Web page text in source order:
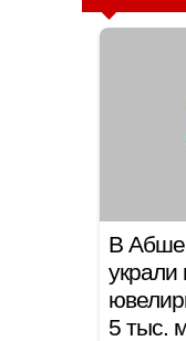
В
украли
5 тыс.